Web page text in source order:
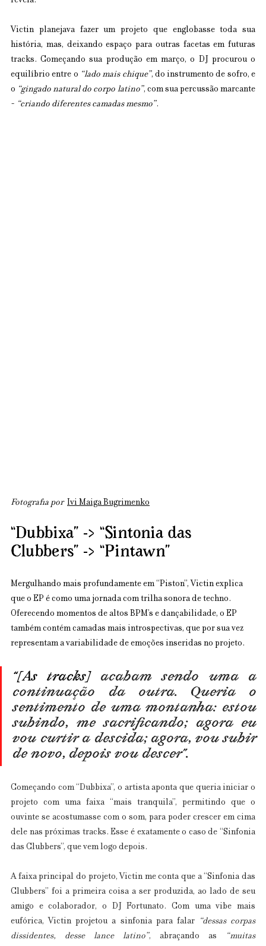
Victin planejava fazer um projeto que englobasse toda sua
história, mas, deixando espaço para outras facetas em futuras
tracks. Começando sua produção em março, o DJ procurou o
equilíbrio entre o “lado mais chique”, do instrumento de sofro, e
o “gingado natural do corpo latino”, com sua percussão marcante
- “criando diferentes camadas mesmo”.
Fotografia por Ivi Maiga Bugrimenko
“Dubbixa” -> “Sintonia das
Clubbers” -> “Pintawn”
Mergulhando mais profundamente em “Piston”, Victin explica
que o EP é como uma jornada com trilha sonora de techno.
Oferecendo momentos de altos BPM’s e dançabilidade, o EP
também contém camadas mais introspectivas, que por sua vez
representam a variabilidade de emoções inseridas no projeto.
“[As tracks] acabam sendo uma a
continuação da outra. Queria o
sentimento de uma montanha: estou
subindo, me sacrificando; agora eu
vou curtir a descida; agora, vou subir
de novo, depois vou descer”.
Começando com “Dubbixa”, o artista aponta que queria iniciar o
projeto com uma faixa “mais tranquila”, permitindo que o
ouvinte se acostumasse com o som, para poder crescer em cima
dele nas próximas tracks. Esse é exatamente o caso de “Sinfonia
das Clubbers”, que vem logo depois.
A faixa principal do projeto, Victin me conta que a “Sinfonia das
Clubbers” foi a primeira coisa a ser produzida, ao lado de seu
amigo e colaborador, o DJ Fortunato. Com uma vibe mais
eufórica, Victin projetou a sinfonia para falar
“dessas corpas
dissidentes, desse lance latino”, abraçando as
“muitas